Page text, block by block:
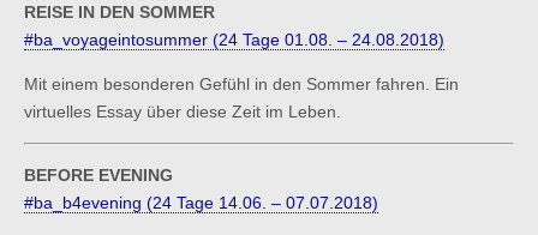
REISE IN DEN SOMMER
#ba_voyageintosummer (24 Tage 01.08. – 24.08.2018)
Mit einem besonderen Gefühl in den Sommer fahren. Ein
virtuelles Essay über diese Zeit im Leben.
BEFORE EVENING
#ba_b4evening (24 Tage 14.06. – 07.07.2018)